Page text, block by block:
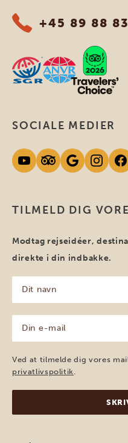
+45 89 88
TILMELD DIG
Modtag rejseidéer,
direkte i din indbakke.
navn
(Påkrævet)
mail
(Påkrævet)
Ved at tilmelde dig vores
privatlivspolitik
SOCIALE MEDIER